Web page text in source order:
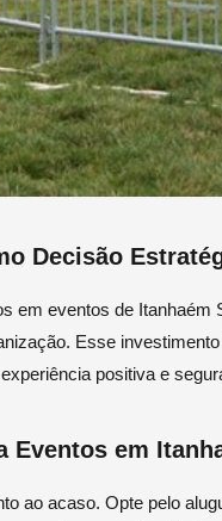
Decisão
em eventos de Itanhaém
Esse
positiva e
Eventos em
ao acaso. Opte pelo